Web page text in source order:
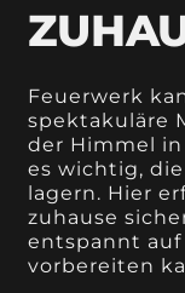
Feuerwerk
spektakuläre
der Himmel
es wichtig,
lagern. Hier
zuhause
entspannt
vorbereiten